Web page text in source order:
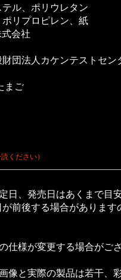
テル、ポリウレタン
ポリプロピレン、紙
式会社
財団法人カケンテストセ
まご
ください）
日、発売日はあくまで目
前後する場合があります
仕様が変更する場合がござ
像と実際の製品は若干、